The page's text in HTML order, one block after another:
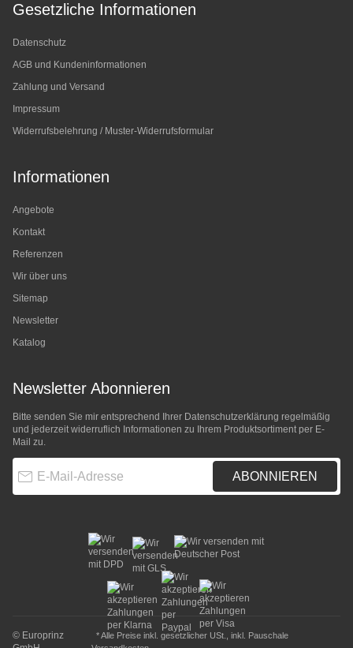
Gesetzliche Informationen
Datenschutz
AGB und Kundeninformationen
Zahlung und Versand
Impressum
Widerrufsbelehrung / Muster-Widerrufsformular
Informationen
Angebote
Kontakt
Referenzen
Wir über uns
Sitemap
Newsletter
Katalog
Newsletter Abonnieren
Bitte senden Sie mir entsprechend Ihrer Datenschutzerklärung regelmäßig
und jederzeit widerruflich Informationen zu Ihrem Produktsortiment per E-
Mail zu.
ABONNIEREN
© Europrinz
* Alle Preise inkl. gesetzlicher USt., inkl.
Pauschale